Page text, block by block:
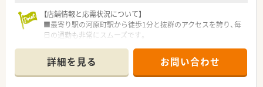
【店舗情報と応需状況について】
■最寄り駅の河原町駅から徒歩1分と抜群のアクセスを誇り、毎
日の通勤も非常にスムーズです。
り、処方箋は1日約100枚応需します。
■常勤と非常勤の薬剤師に加えベテラン事務も在籍し、全員で連
携しながら業務を行っています。
詳細を見る お問い合わせ